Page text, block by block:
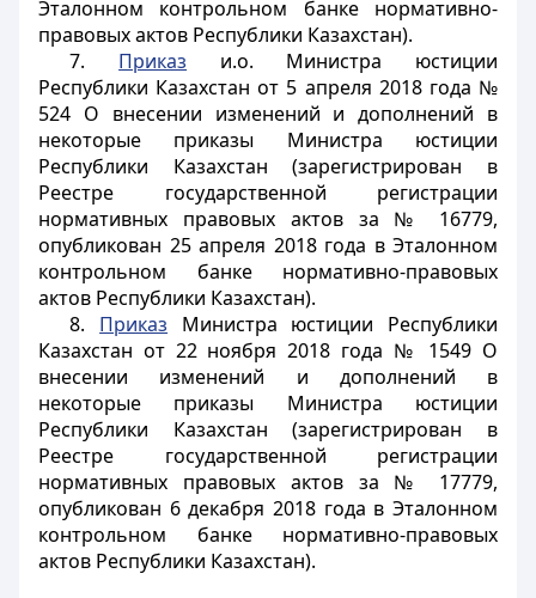
Эталонном контрольном банке нормативно-
правовых актов Республики Казахстан).
7. Приказ и.о. Министра юстиции
Республики Казахстан от 5 апреля 2018 года №
524 О внесении изменений и дополнений в
некоторые приказы Министра юстиции
Республики Казахстан (зарегистрирован в
Реестре государственной регистрации
нормативных правовых актов за № 16779,
опубликован 25 апреля 2018 года в Эталонном
контрольном банке нормативно-правовых
актов Республики Казахстан).
8. Приказ Министра юстиции Республики
Казахстан от 22 ноября 2018 года № 1549 О
внесении изменений и дополнений в
некоторые приказы Министра юстиции
Республики Казахстан (зарегистрирован в
Реестре государственной регистрации
нормативных правовых актов за № 17779,
опубликован 6 декабря 2018 года в Эталонном
контрольном банке нормативно-правовых
актов Республики Казахстан).